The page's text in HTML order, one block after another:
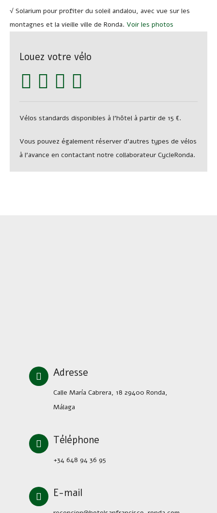
√ Solarium pour profiter du soleil andalou, avec vue sur les
montagnes et la vieille ville de Ronda. Voir les photos
Louez votre vélo
Vélos standards disponibles à l’hôtel à partir de 15 €.
Vous pouvez également réserver d’autres types de vélos
à l’avance en contactant notre collaborateur CycleRonda.
Adresse
Calle María Cabrera, 18 29400 Ronda,
Málaga
Téléphone
+34 648 94 36 95
E-mail